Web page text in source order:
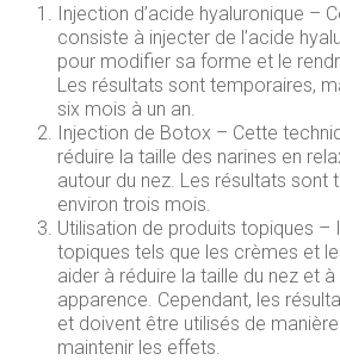
Injection d’acide hyaluronique –
consiste à injecter de l’acide
pour modifier sa forme et le
Les résultats sont temporaires,
six mois à un an.
Injection de Botox – Cette
réduire la taille des narines en
autour du nez. Les résultats sont
environ trois mois.
Utilisation de produits topiques –
topiques tels que les crèmes et
aider à réduire la taille du nez et
apparence. Cependant, les
et doivent être utilisés de
maintenir les effets.